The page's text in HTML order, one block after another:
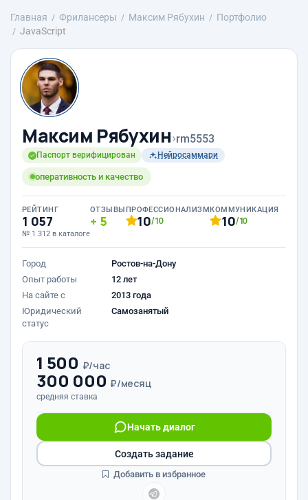
Главная Фрилансеры Максим Рябухин
Портфолио
JavaScript
Максим Рябухин›rm5553
Паспорт верифицирован Нейросаммари
оперативность и качество
РЕЙТИНГ
1 057
№ 1 312 в каталоге
ОТЗЫВЫ
5
ПРОФЕССИОНАЛИЗМ
10/10
КОММУНИКАЦИЯ
10/10
Город
Ростов-на-Дону
Опыт работы
12 лет
На сайте с
2013 года
Юридический
статус
Самозанятый
1 500 ₽/час
300 000 ₽/месяц
средняя ставка
Начать диалог
Создать задание
Добавить в избранное